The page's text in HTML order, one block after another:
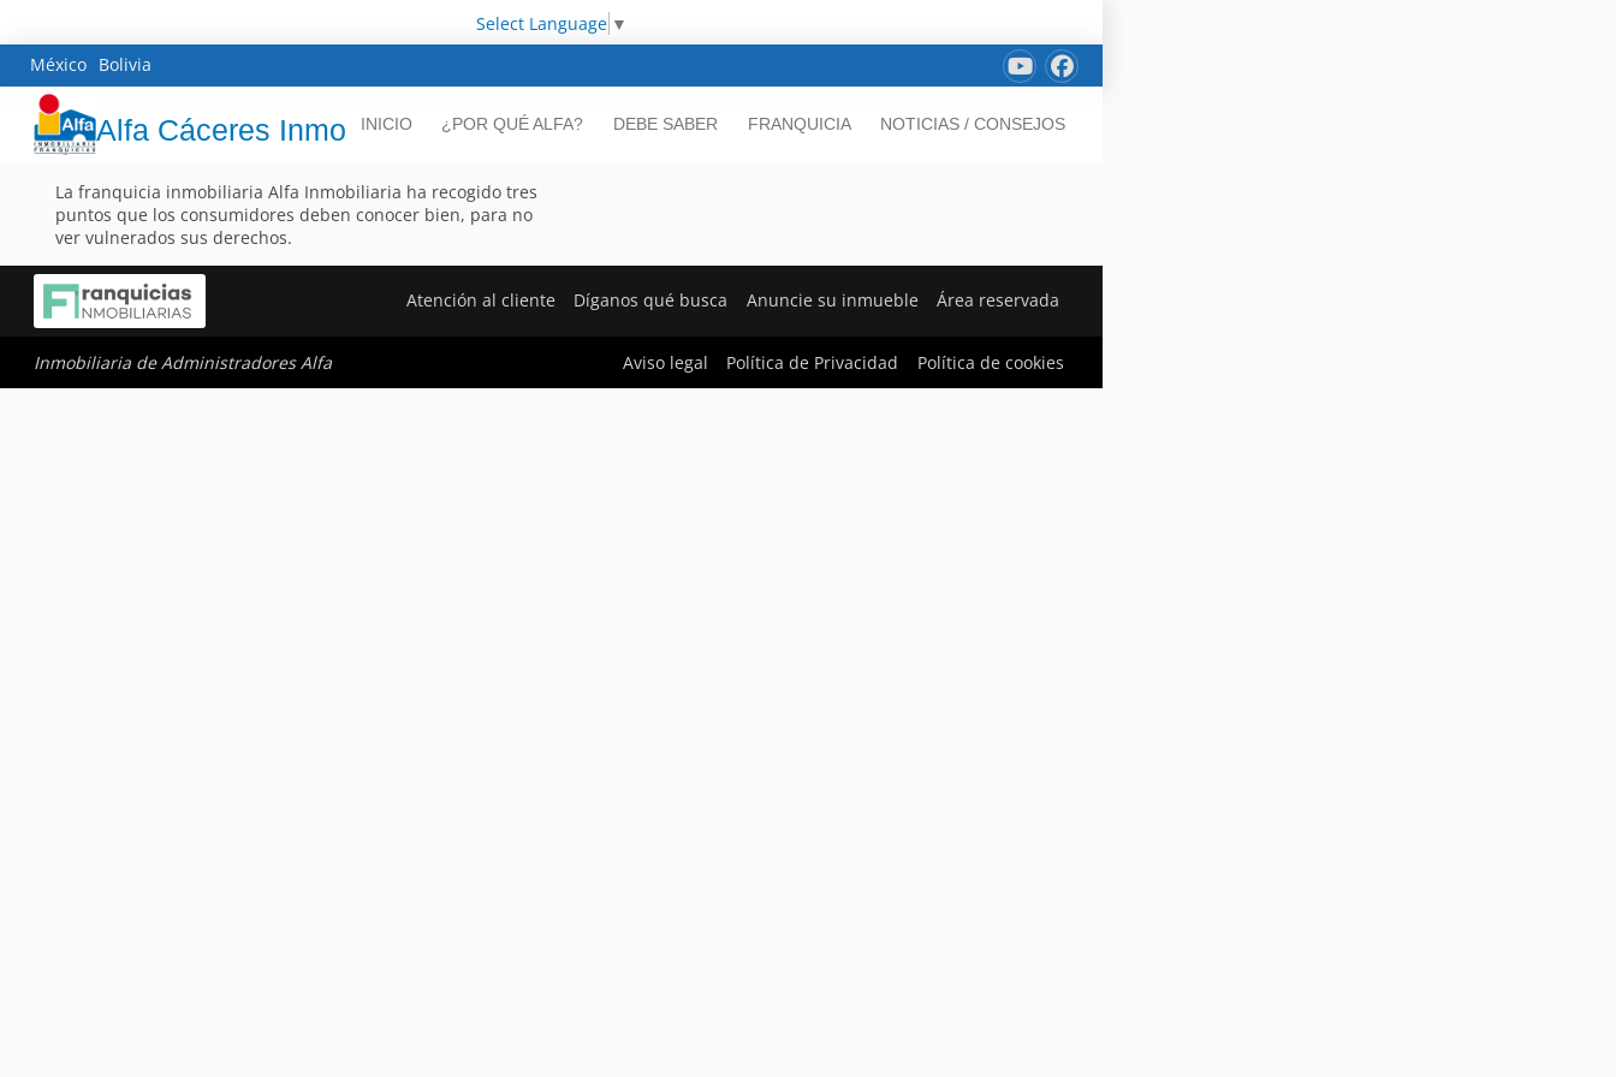
Select Language ▼
México Bolivia
Alfa Cáceres Inmo INICIO ¿POR QUÉ ALFA? DEBE SABER FRANQUICIA NOTICIAS / CONSEJOS
La franquicia inmobiliaria Alfa Inmobiliaria ha recogido tres
puntos que los consumidores deben conocer bien, para no
ver vulnerados sus derechos.
Atención al cliente Díganos qué busca Anuncie su inmueble Área reservada
Inmobiliaria de Administradores Alfa Aviso legal Política de Privacidad Política de cookies